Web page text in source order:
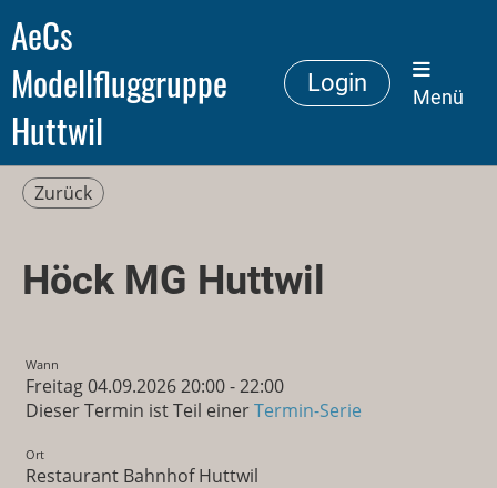
AeCs
Modellfluggruppe
Huttwil
Login
Menü
Zurück
Höck MG Huttwil
Wann
Freitag 04.09.2026 20:00 - 22:00
Dieser Termin ist Teil einerTermin-Serie
Ort
Restaurant Bahnhof Huttwil